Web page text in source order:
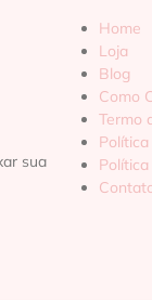
sua
Home
Loja
Blog
Como
Termo